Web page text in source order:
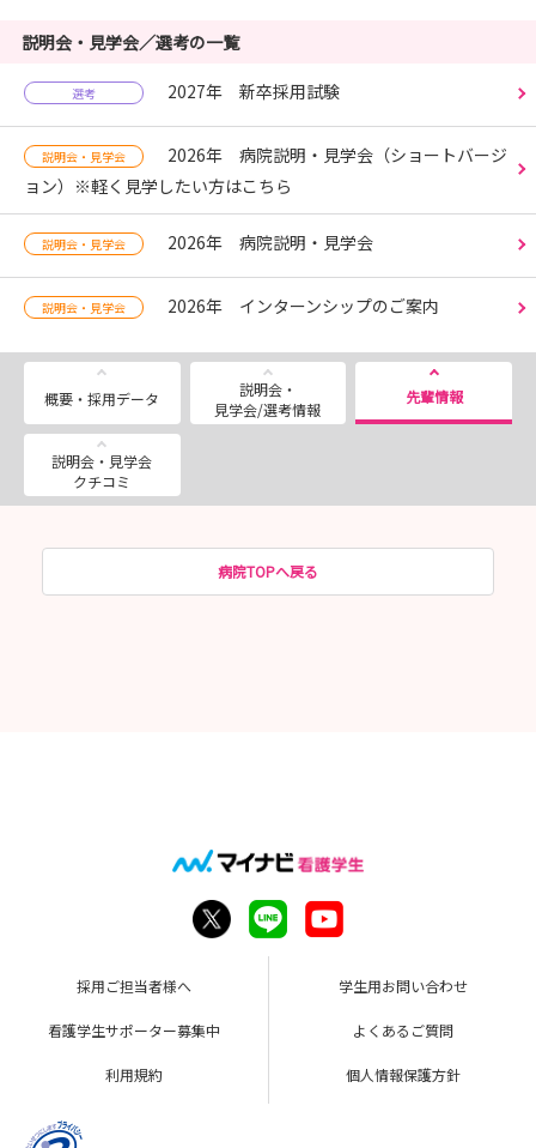
説明会・見学会／選考の一覧
選考 2027年 新卒採用試験
説明会・見学会
2026年 病院説明・見学会（ショートバージ
ョン）※軽く見学したい方はこちら
説明会・見学会 2026年 病院説明・見学会
説明会・見学会 2026年 インターンシップのご案内
概要・採用データ
説明会・
見学会/選考情報
先輩情報
説明会・見学会
クチコミ
病院TOPへ戻る
採用ご担当者様へ 学生用お問い合わせ
看護学生サポーター募集中 よくあるご質問
利用規約 個人情報保護方針